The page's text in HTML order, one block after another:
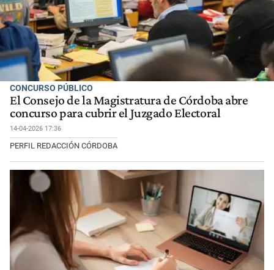
CONCURSO PÚBLICO
El Consejo de la Magistratura de Córdoba abre
concurso para cubrir el Juzgado Electoral
14-04-2026 17:36
PERFIL REDACCIÓN CÓRDOBA